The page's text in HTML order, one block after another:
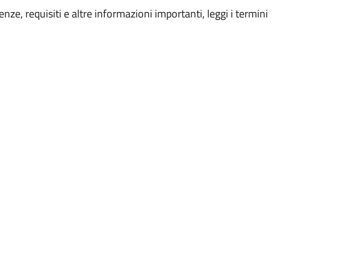
requisiti e altre informazioni importanti, leggi i termini